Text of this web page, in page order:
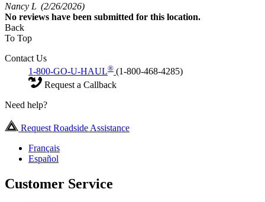
Nancy L (2/26/2026)
No reviews have been submitted for this location.
Back
To Top
Contact Us
1-800-GO-U-HAUL® (1-800-468-4285)
Request a Callback
Need help?
Request Roadside Assistance
Français
Español
Customer Service